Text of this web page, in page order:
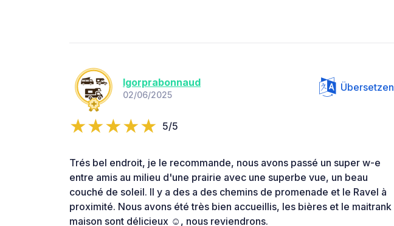
Igorprabonnaud
02/06/2025
Übersetzen
5/5
Trés bel endroit, je le recommande, nous avons passé un super w-e
entre amis au milieu d'une prairie avec une superbe vue, un beau
couché de soleil. Il y a des a des chemins de promenade et le Ravel à
proximité. Nous avons été très bien accueillis, les bières et le maitrank
maison sont délicieux ☺️, nous reviendrons.